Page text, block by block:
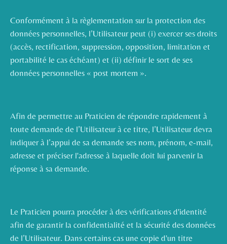
Conformément à la règlementation sur la protection des
données personnelles, l’Utilisateur peut (i) exercer ses droits
(accès, rectification, suppression, opposition, limitation et
portabilité le cas échéant) et (ii) définir le sort de ses
données personnelles « post mortem ».
Afin de permettre au Praticien de répondre rapidement à
toute demande de l’Utilisateur à ce titre, l’Utilisateur devra
indiquer à l’appui de sa demande ses nom, prénom, e-mail,
adresse et préciser l'adresse à laquelle doit lui parvenir la
réponse à sa demande.
Le Praticien pourra procéder à des vérifications d'identité
afin de garantir la confidentialité et la sécurité des données
de l’Utilisateur. Dans certains cas une copie d'un titre